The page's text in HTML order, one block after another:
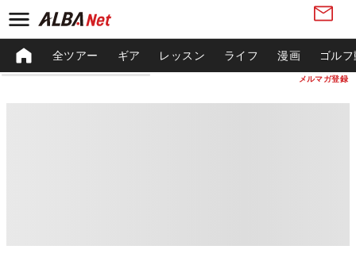
メルマガ登録
全ツアー ギア レッスン ライフ 漫画 ゴル